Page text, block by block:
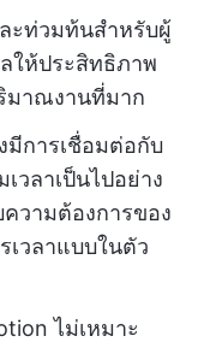
ะท่วมท้นสำหรับผู้
ให้ประสิทธิภาพ
มาณงานที่มาก
มีการเชื่อมต่อกับ
วลาเป็นไปอย่าง
วามต้องการของ
เวลาแบบในตัว
ไม่เหมาะ